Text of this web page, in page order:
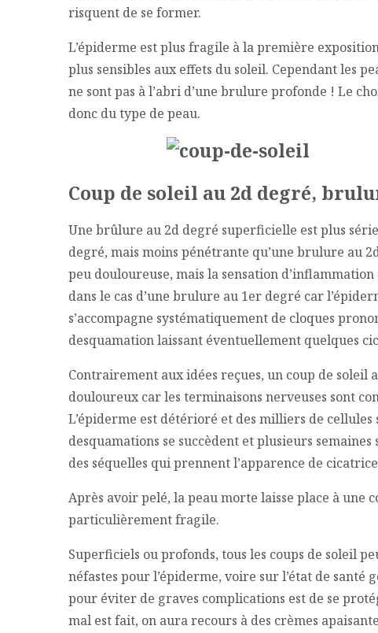
risquent de se former.
L’épiderme est plus fragile à la première
plus sensibles aux effets du soleil. Cependant les
ne sont pas à l’abri d’une brulure profonde ! Le
donc du type de peau.
Coup de soleil au 2d degré,
Une brûlure au 2d degré superficielle est plus
degré, mais moins pénétrante qu’une brulure au
peu douloureuse, mais la sensation
dans le cas d’une brulure au 1er degré car
s’accompagne systématiquement de cloques
desquamation laissant éventuellement quelques
Contrairement aux idées reçues, un coup de soleil
douloureux car les terminaisons nerveuses sont
L’épiderme est détérioré et des milliers de cellules
desquamations se succèdent et plusieurs
des séquelles qui prennent l’apparence de
Après avoir pelé, la peau morte laisse place à une
particulièrement fragile.
Superficiels ou profonds, tous les coups de soleil
néfastes pour l’épiderme, voire sur l’état de
pour éviter de graves complications est de se
mal est fait, on aura recours à des crèmes